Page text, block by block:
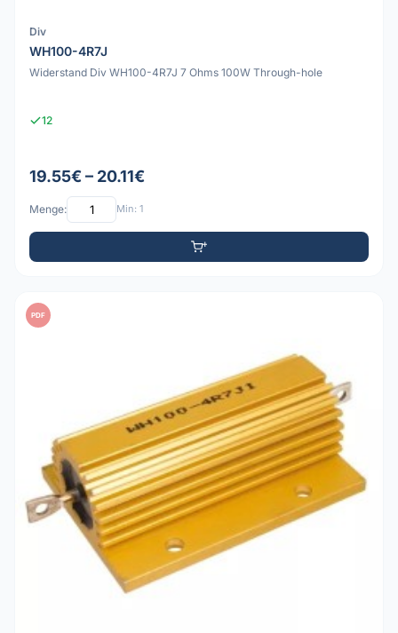
Div
WH100-4R7J
Widerstand Div WH100-4R7J 7 Ohms 100W Through-hole
12
19.55€ – 20.11€
Menge: Min: 1
PDF